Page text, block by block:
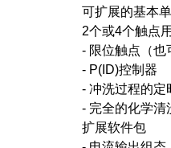
可扩展的基本单
2个或4个触点
- 限位触点（也
- P(ID)控制器
- 冲洗过程的定
- 完全的化学清
扩展软件包